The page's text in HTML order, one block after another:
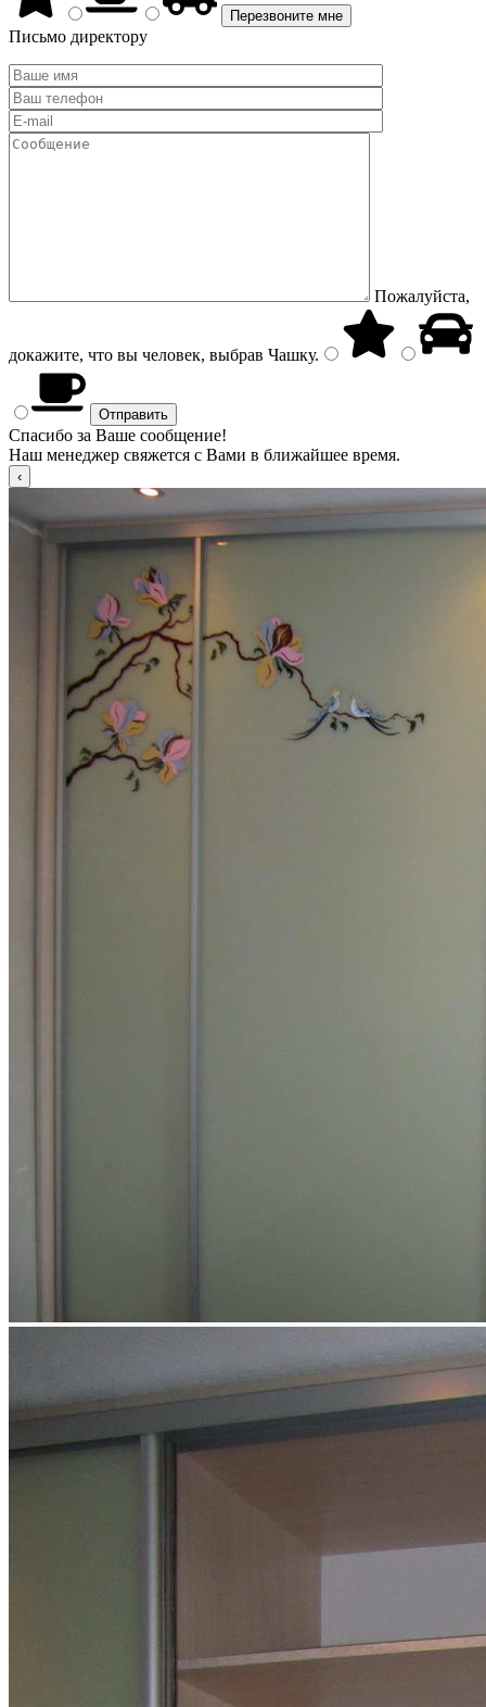
Письмо директору
Пожалуйста,
докажите, что вы человек, выбрав Чашку.
Спасибо за Ваше сообщение!
Наш менеджер свяжется с Вами в ближайшее время.